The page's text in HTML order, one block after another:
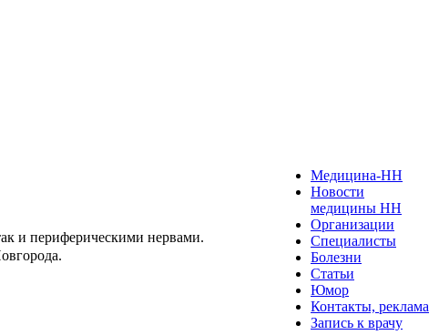
и периферическими нервами.
Медицина-НН
Новости
медицины НН
Организации
Специалисты
Болезни
Статьи
Юмор
Контакты, реклама
Запись к врачу